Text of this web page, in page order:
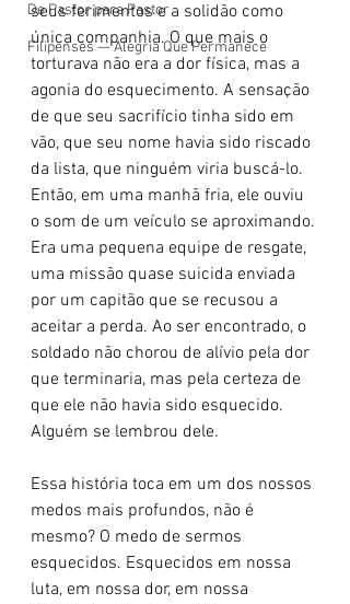
De Pastor para Pastor
Filipenses — Alegria Que Permanece
seus ferimentos e a solidão como
única companhia. O que mais o
torturava não era a dor física, mas a
agonia do esquecimento. A sensação
de que seu sacrifício tinha sido em
vão, que seu nome havia sido riscado
da lista, que ninguém viria buscá-lo.
Então, em uma manhã fria, ele ouviu
o som de um veículo se aproximando.
Era uma pequena equipe de resgate,
uma missão quase suicida enviada
por um capitão que se recusou a
aceitar a perda. Ao ser encontrado, o
soldado não chorou de alívio pela dor
que terminaria, mas pela certeza de
que ele não havia sido esquecido.
Alguém se lembrou dele.
Essa história toca em um dos nossos
medos mais profundos, não é
mesmo? O medo de sermos
esquecidos. Esquecidos em nossa
luta, em nossa dor, em nossa